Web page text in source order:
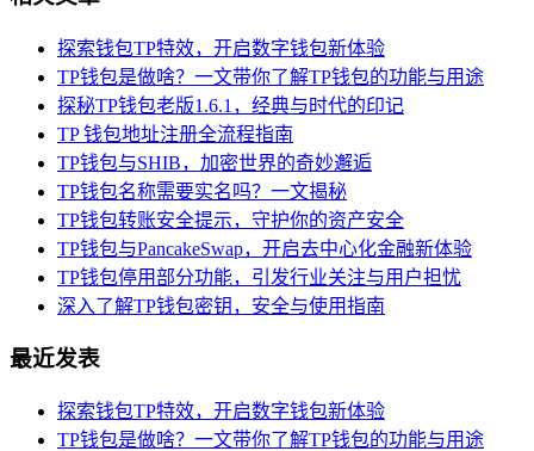
探索钱包TP特效，开启数字钱包新体验
TP钱包是做啥？一文带你了解TP钱包的功能与用途
探秘TP钱包老版1.6.1，经典与时代的印记
TP 钱包地址注册全流程指南
TP钱包与SHIB，加密世界的奇妙邂逅
TP钱包名称需要实名吗？一文揭秘
TP钱包转账安全提示，守护你的资产安全
TP钱包与PancakeSwap，开启去中心化金融新体验
TP钱包停用部分功能，引发行业关注与用户担忧
深入了解TP钱包密钥，安全与使用指南
最近发表
探索钱包TP特效，开启数字钱包新体验
TP钱包是做啥？一文带你了解TP钱包的功能与用途